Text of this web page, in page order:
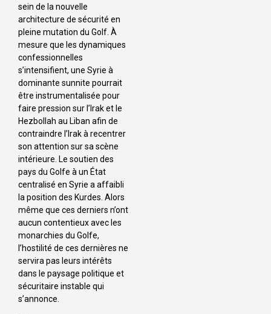
sein de la nouvelle
architecture de sécurité en
pleine mutation du Golf. À
mesure que les dynamiques
confessionnelles
s’intensifient, une Syrie à
dominante sunnite pourrait
être instrumentalisée pour
faire pression sur l’Irak et le
Hezbollah au Liban afin de
contraindre l’Irak à recentrer
son attention sur sa scène
intérieure. Le soutien des
pays du Golfe à un État
centralisé en Syrie a affaibli
la position des Kurdes. Alors
même que ces derniers n’ont
aucun contentieux avec les
monarchies du Golfe,
l’hostilité de ces dernières ne
servira pas leurs intérêts
dans le paysage politique et
sécuritaire instable qui
s’annonce.